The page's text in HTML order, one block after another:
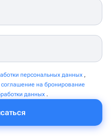
персональных данных ,
соглашение на бронирование
данных .